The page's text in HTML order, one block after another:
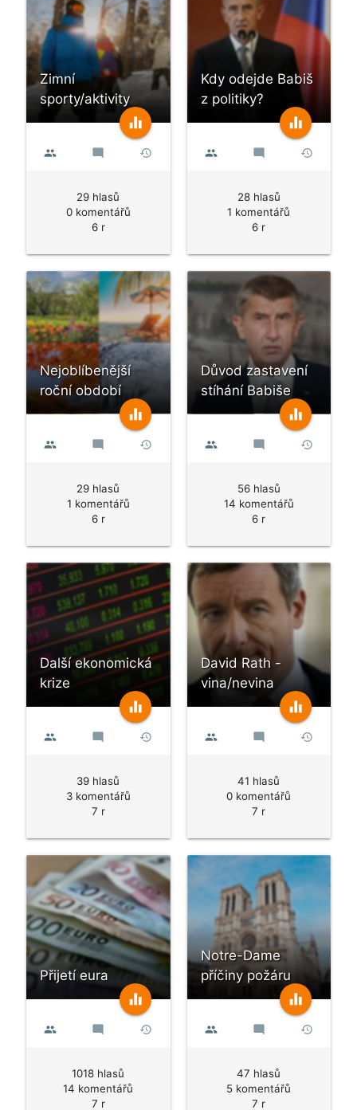
Zimní
sporty/aktivity
equalizer
people mode_comment history
29 hlasů
0 komentářů
6 r
Kdy odejde Babiš
z politiky?
equalizer
people mode_comment history
28 hlasů
1 komentářů
6 r
Nejoblíbenější
roční období
equalizer
people mode_comment history
29 hlasů
1 komentářů
6 r
Důvod zastavení
stíhání Babiše
equalizer
people mode_comment history
56 hlasů
14 komentářů
6 r
Další ekonomická
krize
equalizer
people mode_comment history
39 hlasů
3 komentářů
7 r
David Rath -
vina/nevina
equalizer
people mode_comment history
41 hlasů
0 komentářů
7 r
Přijetí eura
equalizer
people mode_comment history
1018 hlasů
14 komentářů
7 r
Notre-Dame
příčiny požáru
equalizer
people mode_comment history
47 hlasů
5 komentářů
7 r